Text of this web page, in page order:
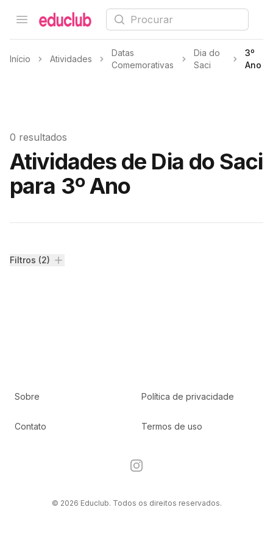
Open menu
Educlub Procurar
Início Atividades
Datas
Comemorativas
Dia do
Saci
3º
Ano
0 resultados
Atividades de Dia do Saci
para 3º Ano
Filtros
Filtros (2)
Sobre
Contato
Política de privacidade
Termos de uso
Instagram
© 2026 Educlub. Todos os direitos reservados.